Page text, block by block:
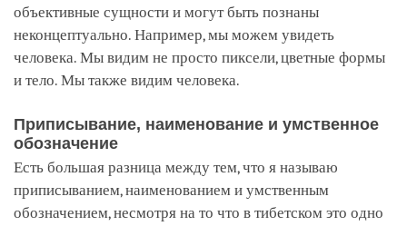
объективные сущности и могут быть познаны
неконцептуально. Например, мы можем увидеть
человека. Мы видим не просто пиксели, цветные формы
и тело. Мы также видим человека.
Приписывание, наименование и умственное
обозначение
Есть большая разница между тем, что я называю
приписыванием, наименованием и умственным
обозначением, несмотря на то что в тибетском это одно